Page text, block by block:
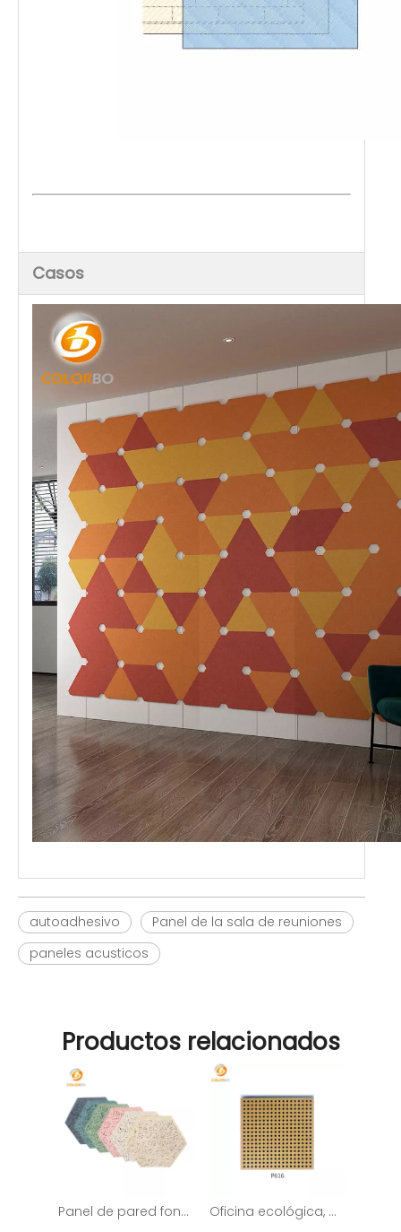
Casos
autoadhesivo
Panel de la sala de reuniones
paneles acusticos
Productos relacionados
Panel de pared fonoabsorbente de lana de madera hexagonal con función decorativa Oficina ecológica, panel acústico de madera para decoración del hogar